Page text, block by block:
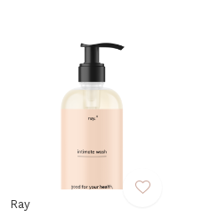
Ray